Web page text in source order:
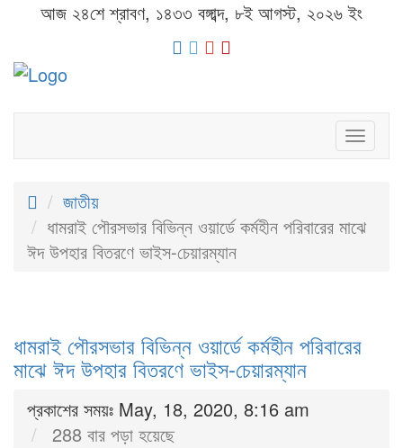
আজ ২৪শে শ্রাবণ, ১৪৩৩ বঙ্গাব্দ, ৮ই আগস্ট, ২০২৬ ইং
জাতীয়
ধামরাই পৌরসভার বিভিন্ন ওয়ার্ডে কর্মহীন পরিবারের মাঝে
ঈদ উপহার বিতরণে ভাইস-চেয়ারম্যান
ধামরাই পৌরসভার বিভিন্ন ওয়ার্ডে কর্মহীন পরিবারের
মাঝে ঈদ উপহার বিতরণে ভাইস-চেয়ারম্যান
প্রকাশের সময়ঃ May, 18, 2020, 8:16 am
288 বার পড়া হয়েছে